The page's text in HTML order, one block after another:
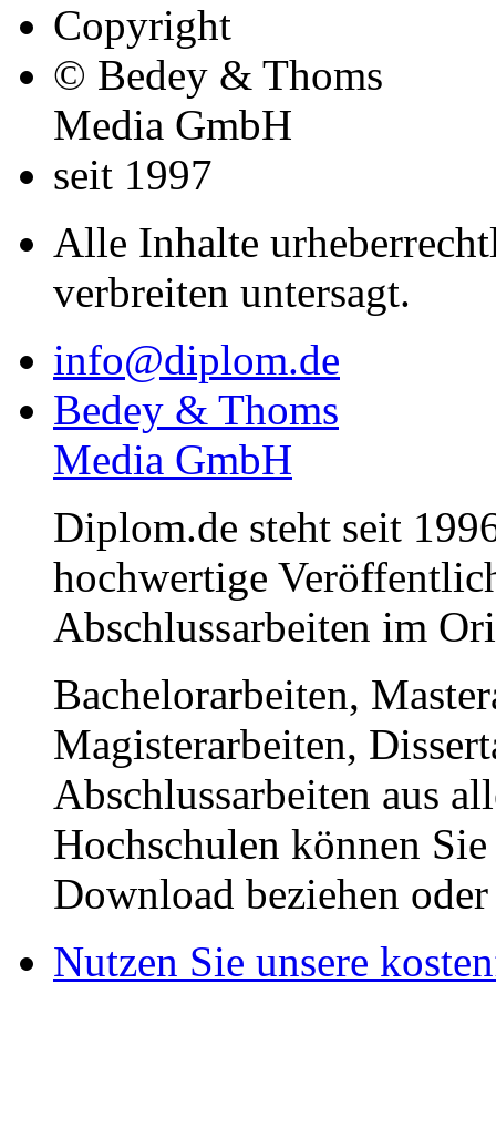
Copyright
© Bedey & Thoms
Media GmbH
seit 1997
Alle Inhalte
verbreiten untersagt.
info@diplom.de
Bedey & Thoms
Media GmbH
Diplom.de steht seit
hochwertige
Abschlussarbeiten im
Bachelorarbeiten,
Magisterarbeiten,
Abschlussarbeiten aus
Hochschulen können
Download beziehen
Nutzen Sie unsere